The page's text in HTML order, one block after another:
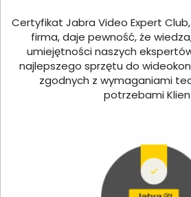
Certyfikat Jabra Video Expert
firma, daje pewność, że
umiejętności naszych
najlepszego sprzętu do
zgodnych z wymaganiami
potrzebami